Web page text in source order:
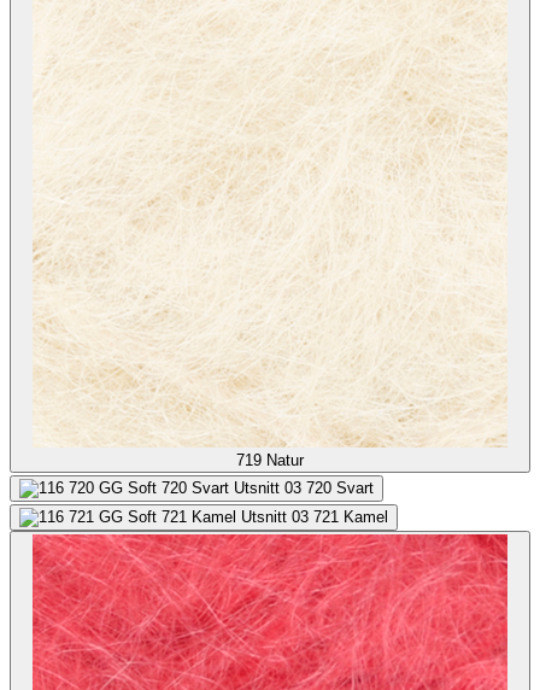
719 Natur
720 Svart
721 Kamel